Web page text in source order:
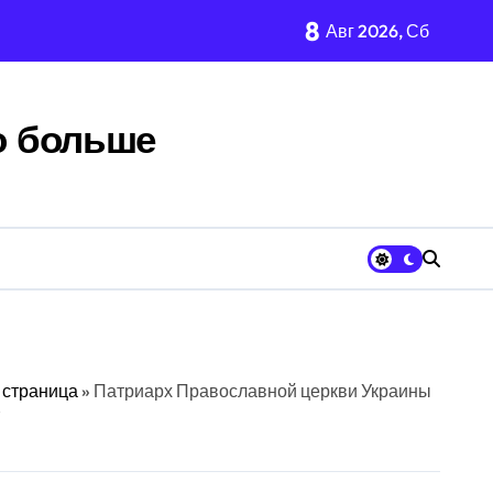
под вопросом
Россию
8 Авг 2026, Сб
больше
» Патриарх Православной церкви Украины